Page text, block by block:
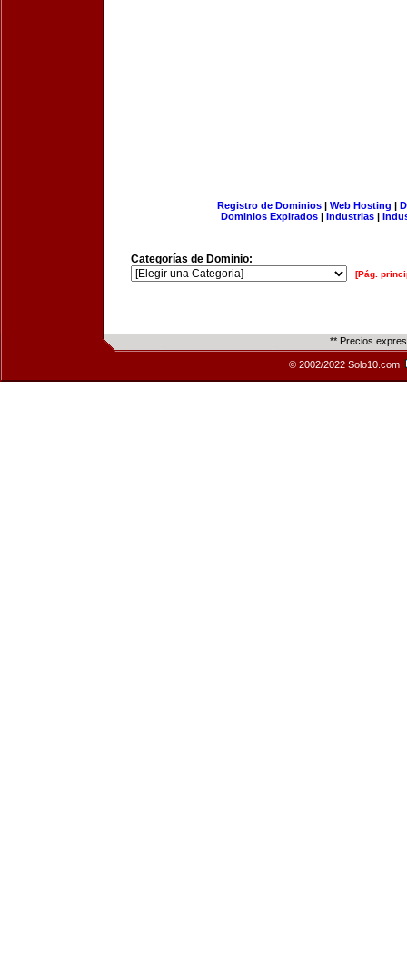
Registro de Dominios| Web Hosting |
Dominios Expirados | Industrias |
Categorías de Dominio:
[Pág.
** Precios
© 2002/2022 Solo10.com